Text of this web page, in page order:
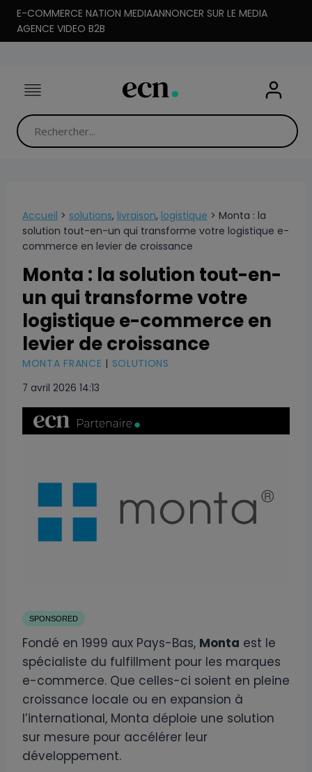
Aller
contenu
E-COMMERCE NATION MEDIAANNONCER SUR LE MEDIA
AGENCE VIDEO B2B
Accueil > solutions, livraison, logistique > Monta : la
solution tout-en-un qui transforme votre logistique e-
commerce en levier de croissance
Monta : la solution tout-en-
un qui transforme votre
logistique e-commerce en
levier de croissance
MONTA FRANCE | SOLUTIONS
7 avril 2026 14:13
SPONSORED
Fondé en 1999 aux Pays-Bas, Monta est le
spécialiste du fulfillment pour les marques
e-commerce. Que celles-ci soient en pleine
croissance locale ou en expansion à
l’international, Monta déploie une solution
sur mesure pour accélérer leur
développement.